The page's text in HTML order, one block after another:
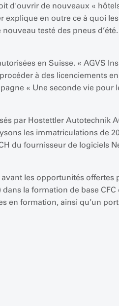
d'ouvrir de nouveaux «
explique en outre ce à quoi
testé des pneus
en Suisse. « AGVS
à des licenciements
« Une seconde vie pour
par Hostettler Autotechnik
les immatriculations de
du fournisseur de logiciels
les opportunités offertes
la formation de base CFC
en formation, ainsi qu’un